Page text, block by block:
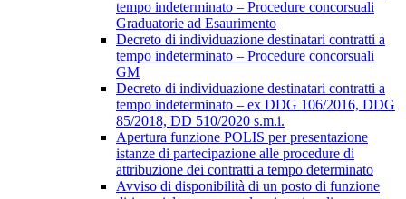
tempo indeterminato – Procedure concorsuali
Graduatorie ad Esaurimento
Decreto di individuazione destinatari contratti a
tempo indeterminato – Procedure concorsuali
GM
Decreto di individuazione destinatari contratti a
tempo indeterminato – ex DDG 106/2016, DDG
85/2018, DD 510/2020 s.m.i.
Apertura funzione POLIS per presentazione
istanze di partecipazione alle procedure di
attribuzione dei contratti a tempo determinato
Avviso di disponibilità di un posto di funzione